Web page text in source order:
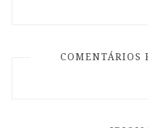
COMENTÁRIOS